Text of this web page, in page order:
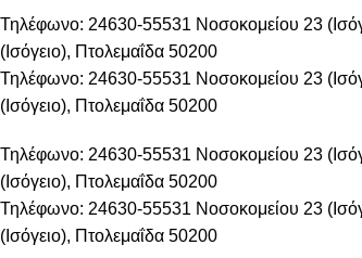
Τηλέφωνο: 24630-55531 Νοσοκομείου 23
(Ισόγειο), Πτολεμαΐδα 50200
Τηλέφωνο: 24630-55531 Νοσοκομείου 23
(Ισόγειο), Πτολεμαΐδα 50200
Τηλέφωνο: 24630-55531 Νοσοκομείου 23
(Ισόγειο), Πτολεμαΐδα 50200
Τηλέφωνο: 24630-55531 Νοσοκομείου 23
(Ισόγειο), Πτολεμαΐδα 50200